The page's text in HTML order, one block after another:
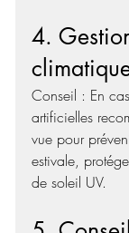
4.
Conseil : En
artificielles
vue pour
estivale,
de soleil UV.